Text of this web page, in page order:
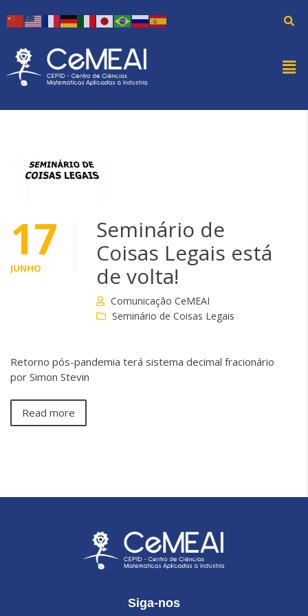
17
JUNHO
Seminário de
Coisas Legais está
de volta!
Comunicação CeMEAI
Seminário de Coisas Legais
Retorno pós-pandemia terá sistema decimal fracionário
por Simon Stevin
Read more
Siga-nos